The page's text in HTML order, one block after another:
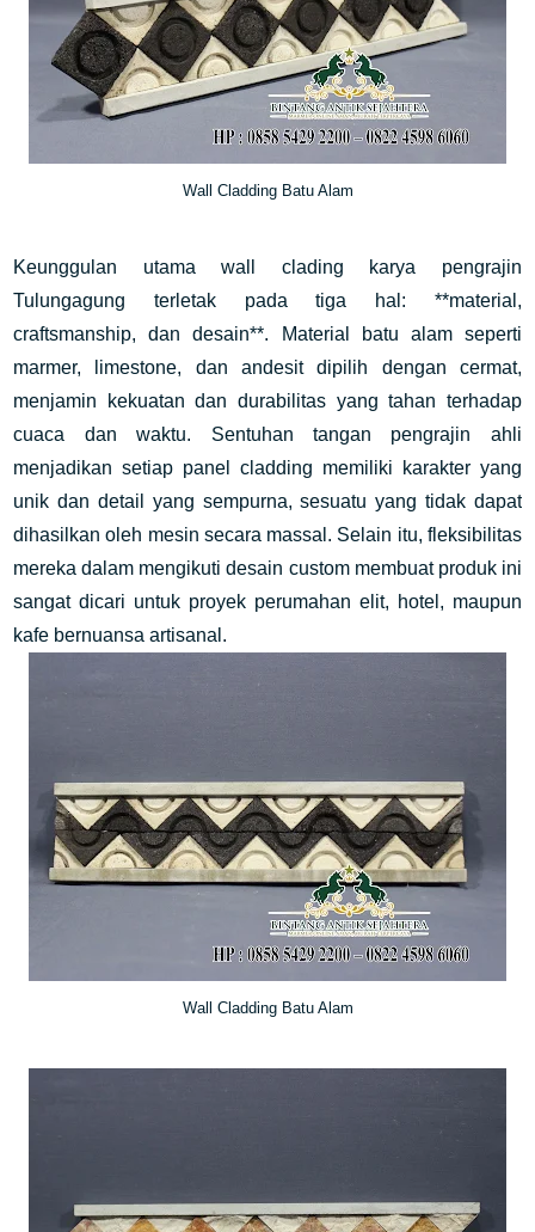
Wall Cladding Batu Alam
Keunggulan utama wall clading karya pengrajin
Tulungagung terletak pada tiga hal: **material,
craftsmanship, dan desain**. Material batu alam seperti
marmer, limestone, dan andesit dipilih dengan cermat,
menjamin kekuatan dan durabilitas yang tahan terhadap
cuaca dan waktu. Sentuhan tangan pengrajin ahli
menjadikan setiap panel cladding memiliki karakter yang
unik dan detail yang sempurna, sesuatu yang tidak dapat
dihasilkan oleh mesin secara massal. Selain itu, fleksibilitas
mereka dalam mengikuti desain custom membuat produk ini
sangat dicari untuk proyek perumahan elit, hotel, maupun
kafe bernuansa artisanal.
Wall Cladding Batu Alam